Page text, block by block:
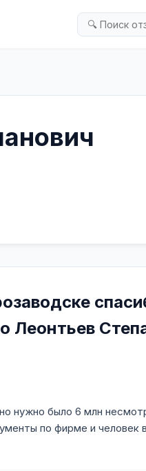
Леонтьев
нужно было 6 млн
по фирме и человек